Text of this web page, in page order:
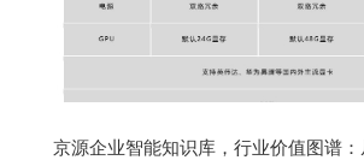
京源企业智能知识库，行业价值图谱